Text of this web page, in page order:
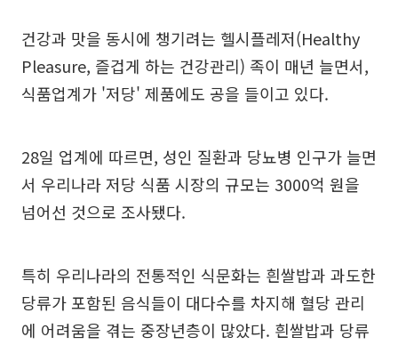
건강과 맛을 동시에 챙기려는 헬시플레저(Healthy
Pleasure, 즐겁게 하는 건강관리) 족이 매년 늘면서,
식품업계가 '저당' 제품에도 공을 들이고 있다.
28일 업계에 따르면, 성인 질환과 당뇨병 인구가 늘면
서 우리나라 저당 식품 시장의 규모는 3000억 원을
넘어선 것으로 조사됐다.
특히 우리나라의 전통적인 식문화는 흰쌀밥과 과도한
당류가 포함된 음식들이 대다수를 차지해 혈당 관리
에 어려움을 겪는 중장년층이 많았다. 흰쌀밥과 당류